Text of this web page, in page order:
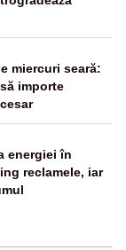
miercuri seară:
importe
energiei în
reclamele, iar